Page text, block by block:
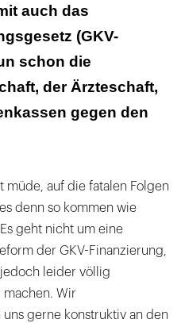
auch das
(GKV-
schon die
der Ärzteschaft,
gegen den
müde, auf die fatalen Folgen
denn so kommen wie
geht nicht um eine
der GKV-Finanzierung,
leider völlig
machen. Wir
gerne konstruktiv an den